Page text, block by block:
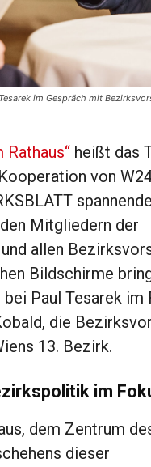
im Gespräch mit
Rathaus“ heißt das
von
spannende
Mitgliedern der
allen
Bildschirme
Paul Tesarek im
die
13. Bezirk.
im
dem Zentrum
dieser